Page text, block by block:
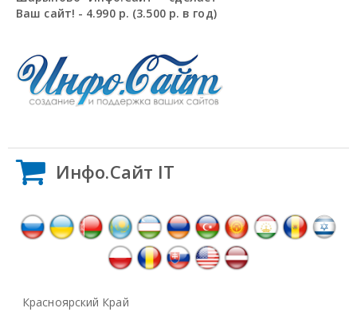
Ваш сайт! - 4.990 р. (3.500 р. в год)
Инфо.Сайт IT
Красноярский Край